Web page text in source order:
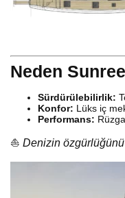
Neden
Sürdürülebilirlik:
Konfor: Lüks iç
Performans:
⛵ Denizin